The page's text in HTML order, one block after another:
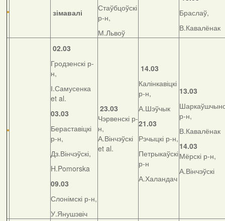
зімавалі
Стаўбцоўскі
р-н,
М.Львоў
Браслаў,
В.Кавалёнак
02.03
Гродзенскі р-
н,
І.Самусенка
et al.
03.03
Бераставіцкі
р-н,
Дз.Вінчэўскі,
H.Pomorska
09.03
Слонімскі р-н,
У.Янушэвіч
23.03
Чэрвенскі р-
н,
А.Вінчэўскі
et al.
14.03
Калінкавіцкі
р-н,
А.Шэўчык
21.03
Рэчыцкі р-н,
Петрыкаўскі
р-н
А.Халандач
13.03
р-н,
В.Кавалёнак
14.03
Мёрскі р-н,
А.Вінчэўскі